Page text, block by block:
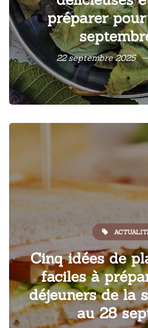
préparer
22 septembre 2025
Cinq idées de
faciles à
déjeuners de la
au 28